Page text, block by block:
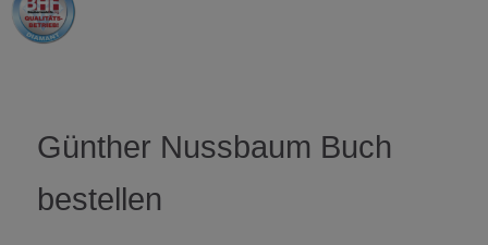
Günther Nussbaum Buch
bestellen